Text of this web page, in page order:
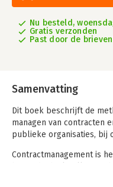
Nu besteld,
Gratis verzonden
Past door de
Samenvatting
Dit boek beschrijft de
managen van contracten
publieke organisaties, bij
Contractmanagement is